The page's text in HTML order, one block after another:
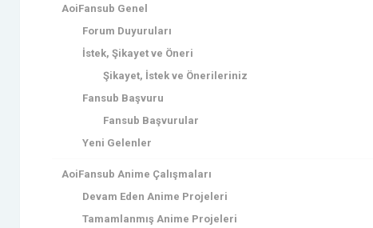
AoiFansub Genel
Forum Duyuruları
İstek, Şikayet ve Öneri
Şikayet, İstek ve Önerileriniz
Fansub Başvuru
Fansub Başvurular
Yeni Gelenler
AoiFansub Anime Çalışmaları
Devam Eden Anime Projeleri
Tamamlanmış Anime Projeleri